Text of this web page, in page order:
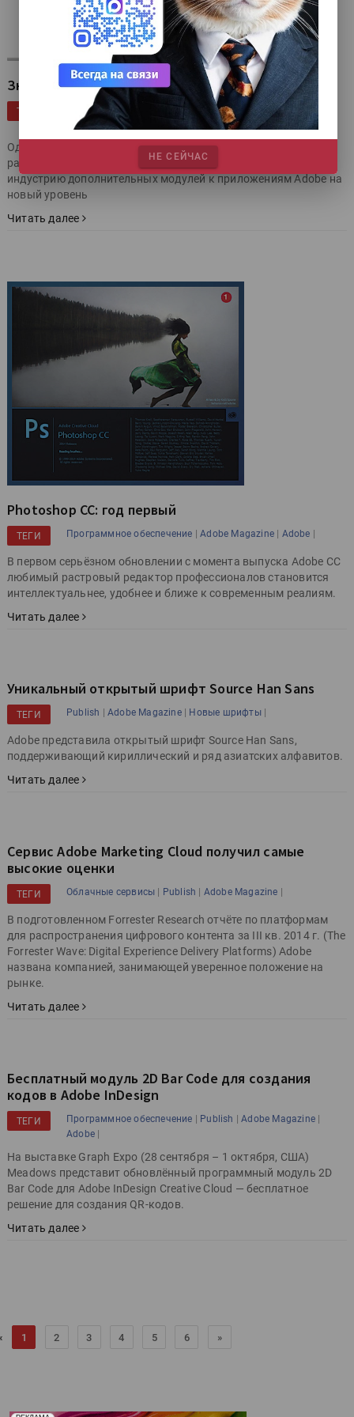
Знакомьтесь – Add-ons
ТЕГИ Программное обеспечение | Adobe Magazine | Adobe
Эксклюзив|
Одно из наиболее перспективных, но пока ещё плохо
разрекламированных новшеств в Adobe CC 2014 выводит
индустрию дополнительных модулей к приложениям Adobe на
новый уровень
Читать далее
Photoshop СС: год первый
ТЕГИ Программное обеспечение |Adobe Magazine | Adobe |
В первом серьёзном обновлении с момента выпуска Adobe CC
любимый растровый редактор профессионалов становится
интеллектуальнее, удобнее и ближе к современным реалиям.
Читать далее
Уникальный открытый шрифт Source Han Sans
ТЕГИ Publish |Adobe Magazine| Новые шрифты|
Adobe представила открытый шрифт Source Han Sans,
поддерживающий кириллический и ряд азиатских алфавитов.
Читать далее
Сервис Adobe Marketing Cloud получил самые
высокие оценки
ТЕГИ Облачные сервисы | Publish | Adobe Magazine |
В подготовленном Forrester Research отчёте по платформам
для распространения цифрового контента за III кв. 2014 г. (The
Forrester Wave: Digital Experience Delivery Platforms) Adobe
названа компанией, занимающей уверенное положение на
рынке.
Читать далее
Бесплатный модуль 2D Bar Code для создания
кодов в Adobe InDesign
ТЕГИ Программное обеспечение | Publish |Adobe Magazine |
Adobe |
На выставке Graph Expo (28 сентября – 1 октября, США)
Meadows представит обновлённый программный модуль 2D
Bar Code для Adobe InDesign Creative Cloud — бесплатное
решение для создания QR-кодов.
Читать далее
1 2 3 4 5 6 »
НЕ СЕЙЧАС